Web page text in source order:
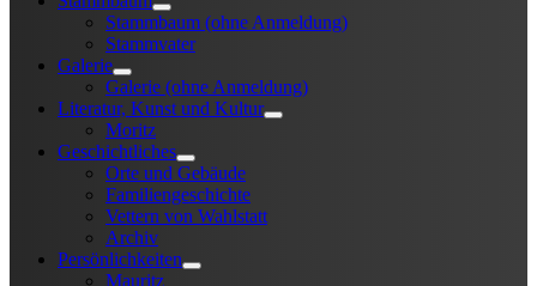
Stammbaum (ohne Anmeldung)
Stammvater
Galerie
Galerie (ohne Anmeldung)
Literatur, Kunst und Kultur
Moritz
Geschichtliches
Orte und Gebäude
Familiengeschichte
Vettern von Wahlstatt
Archiv
Persönlichkeiten
Mauritz